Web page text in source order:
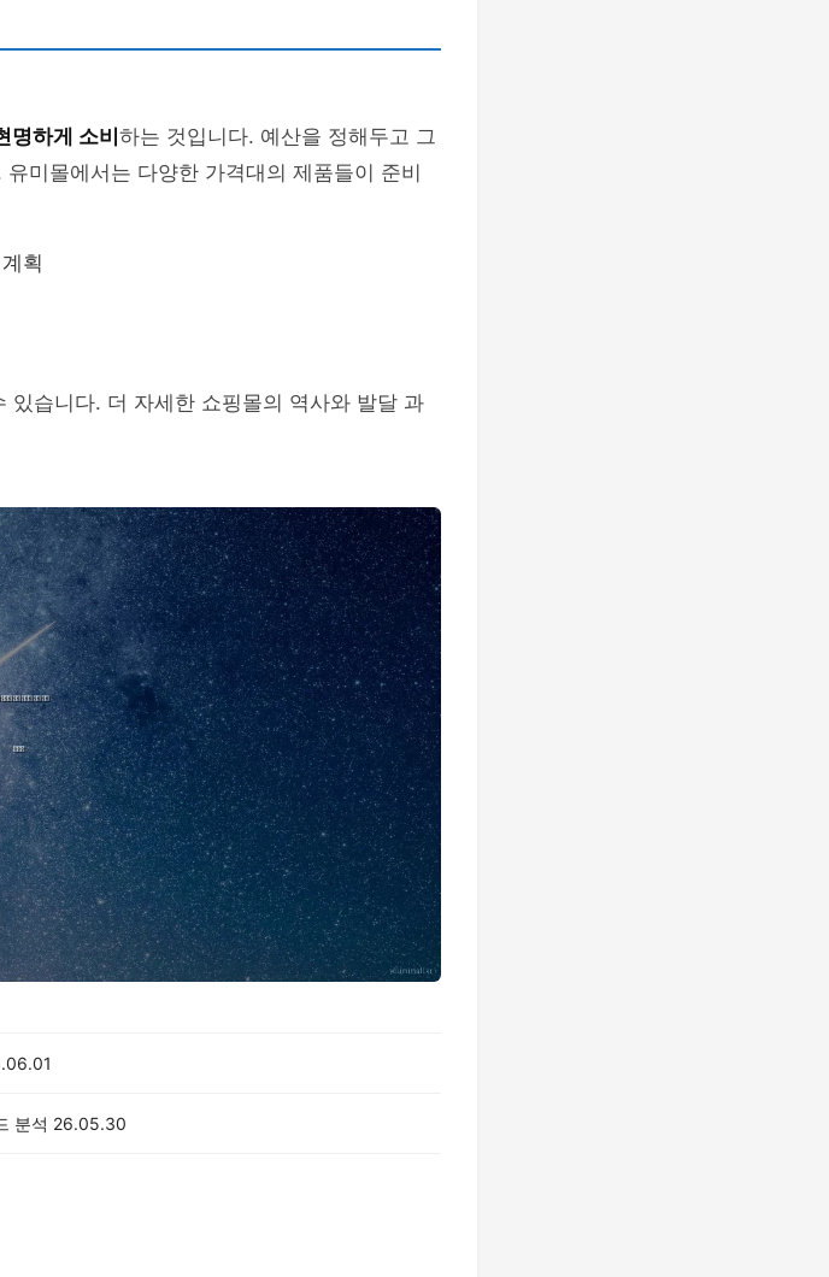
명하게 소비 하는 것입니다. 예산을 정해두고 그
미몰에서는 다양한 가격대의 제품들이 준비
획
있습니다. 더 자세한 쇼핑몰의 역사와 발달 과
분석 26.05.30